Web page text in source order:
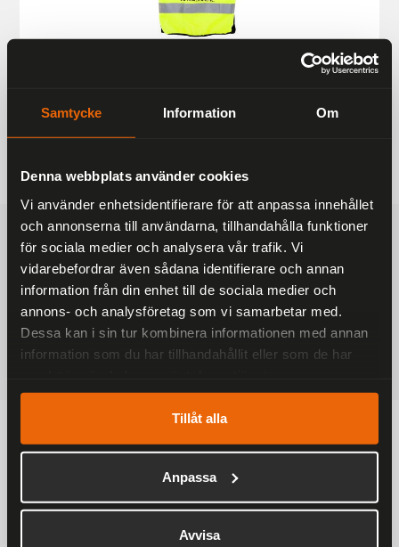
Samtycke Information Om
Denna webbplats använder cookies
Vi använder enhetsidentifierare för att anpassa innehållet
och annonserna till användarna, tillhandahålla funktioner
för sociala medier och analysera vår trafik. Vi
vidarebefordrar även sådana identifierare och annan
information från din enhet till de sociala medier och
annons- och analysföretag som vi samarbetar med.
Dessa kan i sin tur kombinera informationen med annan
information som du har tillhandahållit eller som de har
Tillåt alla
Anpassa
Avvisa
249 kr
FRAKTFRITT
På alla ordrar över 2000 kr
1-3 DAGAR LEVERANS
Inom Sverige med DHL
SÄKRA BETALNINGAR
Betalkort, Klarna eller Swish